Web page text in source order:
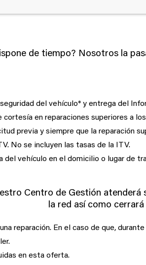
de tiempo? Nosotros la
del vehículo* y entrega del
en reparaciones superiores a
previa y siempre que la reparación
No se incluyen las tasas de la ITV.
del vehículo en el domicilio o lugar de
Centro de Gestión
la red así como
reparación. En el caso de que,
en esta oferta.